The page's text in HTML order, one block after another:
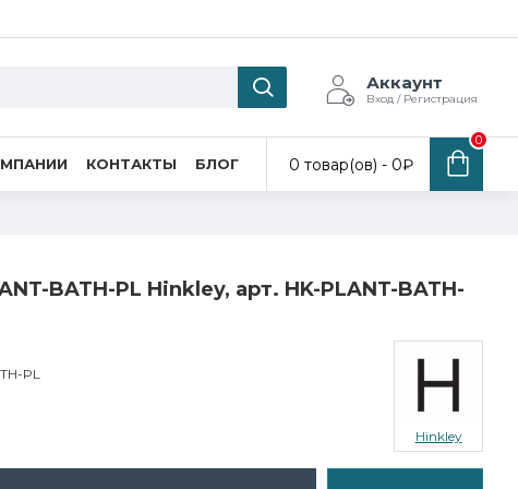
Аккаунт
Вход / Регистрация
КОНТАКТЫ БЛОГ 0 товар(ов) - 0₽
0
BATH-PL Hinkley, арт. HK-PLANT-BATH-
PL
Hinkley